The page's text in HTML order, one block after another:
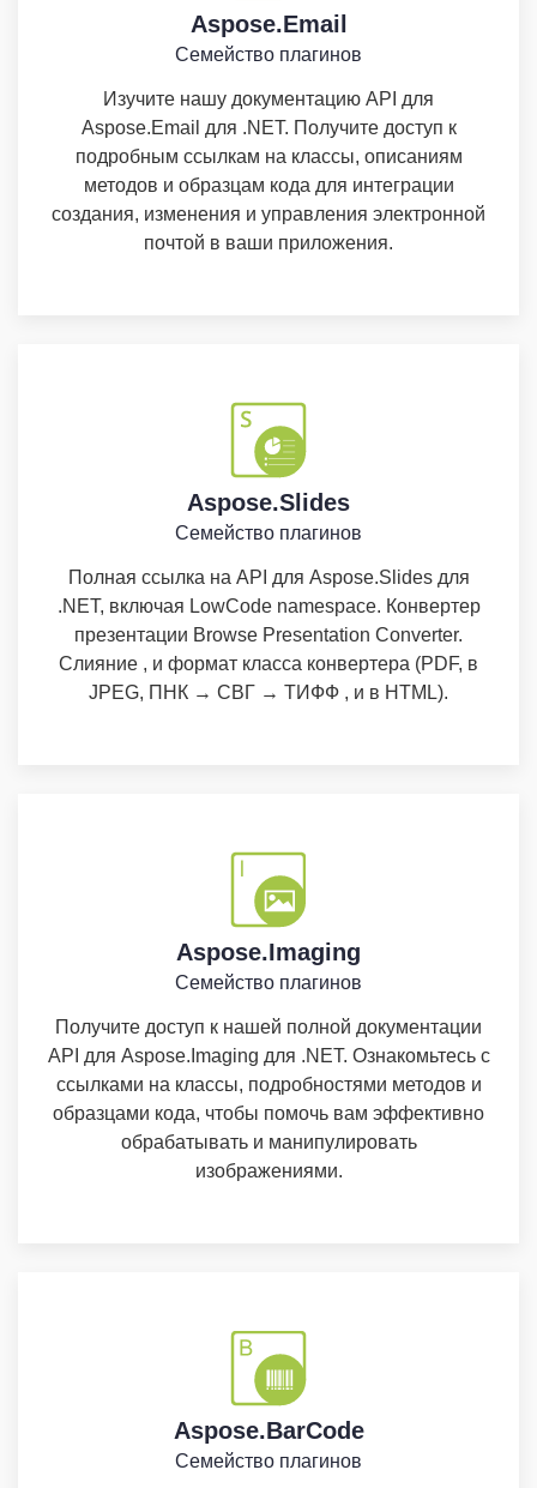
Aspose.Email
Семейство плагинов
Изучите нашу документацию API для
Aspose.Email для .NET. Получите доступ к
подробным ссылкам на классы, описаниям
методов и образцам кода для интеграции
создания, изменения и управления электронной
почтой в ваши приложения.
Aspose.Slides
Семейство плагинов
Полная ссылка на API для Aspose.Slides для
.NET, включая LowCode namespace. Конвертер
презентации Browse Presentation Converter.
Слияние , и формат класса конвертера (PDF, в
JPEG, ПНК → СВГ → ТИФФ , и в HTML).
Aspose.Imaging
Семейство плагинов
Получите доступ к нашей полной документации
API для Aspose.Imaging для .NET. Ознакомьтесь с
ссылками на классы, подробностями методов и
образцами кода, чтобы помочь вам эффективно
обрабатывать и манипулировать
изображениями.
Aspose.BarCode
Семейство плагинов